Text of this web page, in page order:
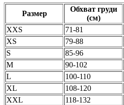
Размер
Обхват груди
(см)
XXS
71-81
XS
79-88
S
85-96
M
90-102
L
100-110
XL
108-120
XXL
118-132